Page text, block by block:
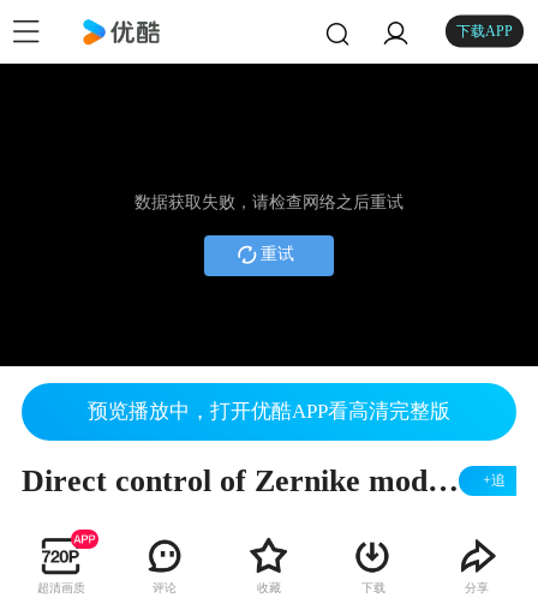
下载APP
数据获取失败，请检查网络之后重试
重试
预览播放中，打开优酷APP看高清完整版
Direct control of Zernike modes with 37-channel PDM +追
超清画质 评论 收藏 下载 分享